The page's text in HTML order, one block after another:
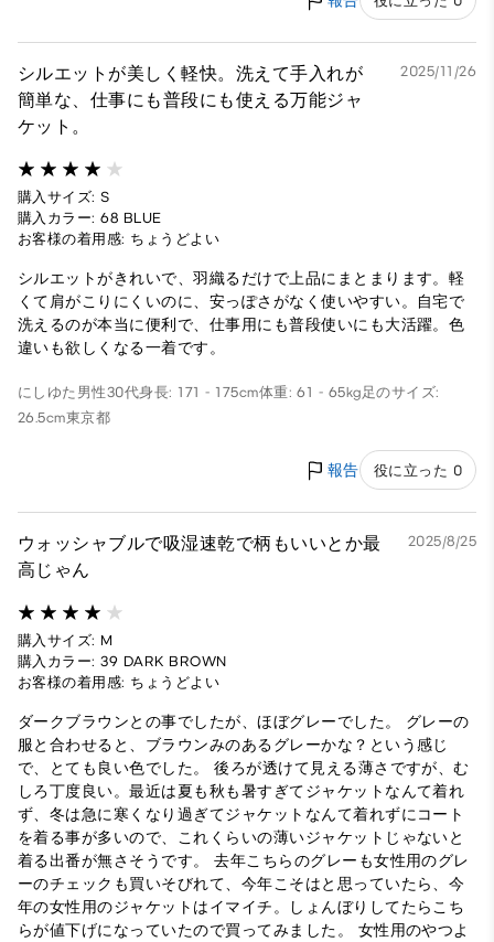
シルエットが美しく軽快。洗えて手入れが
簡単な、仕事にも普段にも使える万能ジャ
ケット。
2025/11/26
購入サイズ: S
購入カラー: 68 BLUE
お客様の着用感: ちょうどよい
シルエットがきれいで、羽織るだけで上品にまとまります。軽
くて肩がこりにくいのに、安っぽさがなく使いやすい。自宅で
洗えるのが本当に便利で、仕事用にも普段使いにも大活躍。色
違いも欲しくなる一着です。
にしゆた 男性30代身長: 171 - 175cm体重: 61 - 65kg足のサイズ:
26.5cm東京都
報告 役に立った 0
ウォッシャブルで吸湿速乾で柄もいいとか最
高じゃん
2025/8/25
購入サイズ: M
購入カラー: 39 DARK BROWN
お客様の着用感: ちょうどよい
ダークブラウンとの事でしたが、ほぼグレーでした。 グレーの
服と合わせると、ブラウンみのあるグレーかな？という感じ
で、とても良い色でした。 後ろが透けて見える薄さですが、む
しろ丁度良い。最近は夏も秋も暑すぎてジャケットなんて着れ
ず、冬は急に寒くなり過ぎてジャケットなんて着れずにコート
を着る事が多いので、これくらいの薄いジャケットじゃないと
着る出番が無さそうです。 去年こちらのグレーも女性用のグレ
ーのチェックも買いそびれて、今年こそはと思っていたら、今
年の女性用のジャケットはイマイチ。しょんぼりしてたらこち
らが値下げになっていたので買ってみました。 女性用のやつよ